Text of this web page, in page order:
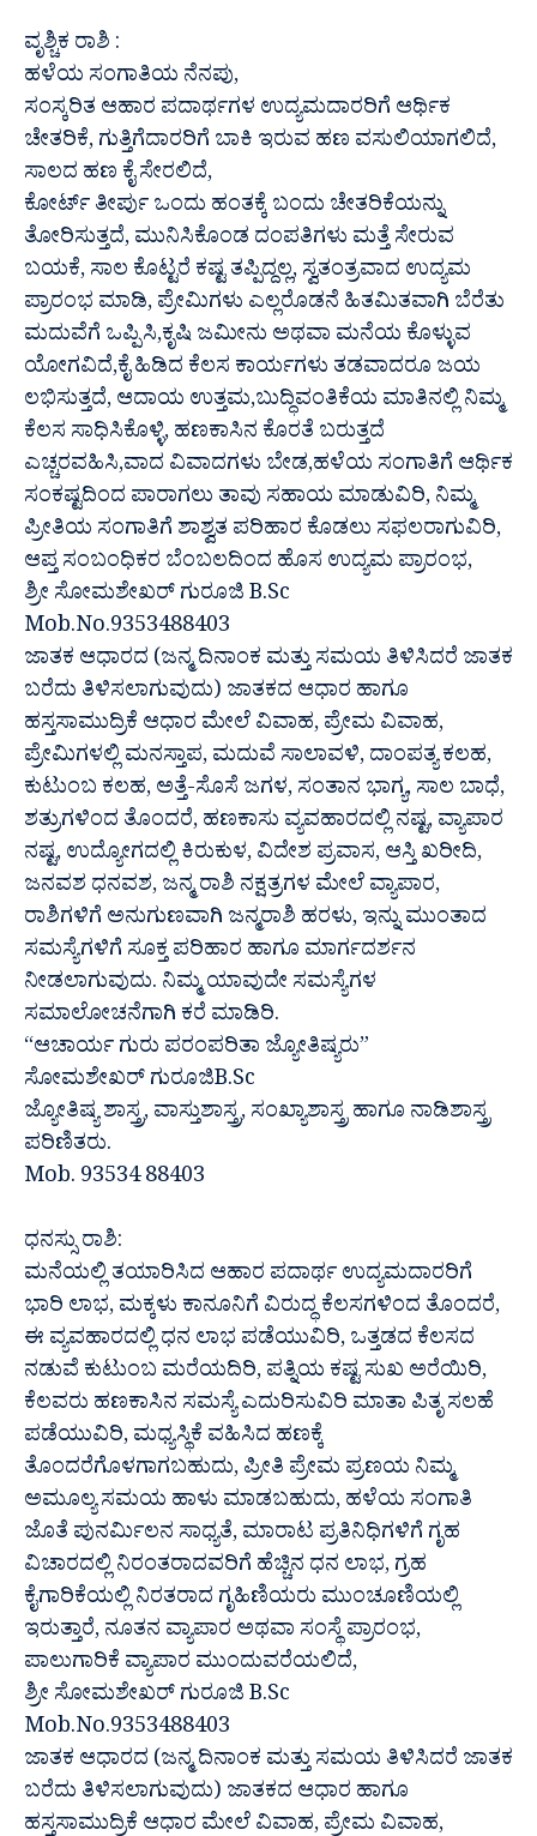
ವೃಶ್ಚಿಕ ರಾಶಿ :
ಹಳೆಯ ಸಂಗಾತಿಯ ನೆನಪು,
ಸಂಸ್ಕರಿತ ಆಹಾರ ಪದಾರ್ಥಗಳ ಉದ್ಯಮದಾರರಿಗೆ ಆರ್ಥಿಕ
ಚೇತರಿಕೆ, ಗುತ್ತಿಗೆದಾರರಿಗೆ ಬಾಕಿ ಇರುವ ಹಣ ವಸುಲಿಯಾಗಲಿದೆ,
ಸಾಲದ ಹಣ ಕೈ ಸೇರಲಿದೆ,
ಕೋರ್ಟ್ ತೀರ್ಪು ಒಂದು ಹಂತಕ್ಕೆ ಬಂದು ಚೇತರಿಕೆಯನ್ನು
ತೋರಿಸುತ್ತದೆ, ಮುನಿಸಿಕೊಂಡ ದಂಪತಿಗಳು ಮತ್ತೆ ಸೇರುವ
ಬಯಕೆ, ಸಾಲ ಕೊಟ್ಟರೆ ಕಷ್ಟ ತಪ್ಪಿದ್ದಲ್ಲ, ಸ್ವತಂತ್ರವಾದ ಉದ್ಯಮ
ಪ್ರಾರಂಭ ಮಾಡಿ, ಪ್ರೇಮಿಗಳು ಎಲ್ಲರೊಡನೆ ಹಿತಮಿತವಾಗಿ ಬೆರೆತು
ಮದುವೆಗೆ ಒಪ್ಪಿಸಿ,ಕೃಷಿ ಜಮೀನು ಅಥವಾ ಮನೆಯ ಕೊಳ್ಳುವ
ಯೋಗವಿದೆ,ಕೈ ಹಿಡಿದ ಕೆಲಸ ಕಾರ್ಯಗಳು ತಡವಾದರೂ ಜಯ
ಲಭಿಸುತ್ತದೆ, ಆದಾಯ ಉತ್ತಮ,ಬುದ್ಧಿವಂತಿಕೆಯ ಮಾತಿನಲ್ಲಿ ನಿಮ್ಮ
ಕೆಲಸ ಸಾಧಿಸಿಕೊಳ್ಳಿ, ಹಣಕಾಸಿನ ಕೊರತೆ ಬರುತ್ತದೆ
ಎಚ್ಚರವಹಿಸಿ,ವಾದ ವಿವಾದಗಳು ಬೇಡ,ಹಳೆಯ ಸಂಗಾತಿಗೆ ಆರ್ಥಿಕ
ಸಂಕಷ್ಟದಿಂದ ಪಾರಾಗಲು ತಾವು ಸಹಾಯ ಮಾಡುವಿರಿ, ನಿಮ್ಮ
ಪ್ರೀತಿಯ ಸಂಗಾತಿಗೆ ಶಾಶ್ವತ ಪರಿಹಾರ ಕೊಡಲು ಸಫಲರಾಗುವಿರಿ,
ಆಪ್ತ ಸಂಬಂಧಿಕರ ಬೆಂಬಲದಿಂದ ಹೊಸ ಉದ್ಯಮ ಪ್ರಾರಂಭ,
ಶ್ರೀ ಸೋಮಶೇಖರ್ ಗುರೂಜಿ B.Sc
Mob.No.9353488403
ಜಾತಕ ಆಧಾರದ (ಜನ್ಮ ದಿನಾಂಕ ಮತ್ತು ಸಮಯ ತಿಳಿಸಿದರೆ ಜಾತಕ
ಬರೆದು ತಿಳಿಸಲಾಗುವುದು) ಜಾತಕದ ಆಧಾರ ಹಾಗೂ
ಹಸ್ತಸಾಮುದ್ರಿಕೆ ಆಧಾರ ಮೇಲೆ ವಿವಾಹ, ಪ್ರೇಮ ವಿವಾಹ,
ಪ್ರೇಮಿಗಳಲ್ಲಿ ಮನಸ್ತಾಪ, ಮದುವೆ ಸಾಲಾವಳಿ, ದಾಂಪತ್ಯ ಕಲಹ,
ಕುಟುಂಬ ಕಲಹ, ಅತ್ತೆ-ಸೊಸೆ ಜಗಳ, ಸಂತಾನ ಭಾಗ್ಯ, ಸಾಲ ಬಾಧೆ,
ಶತ್ರುಗಳಿಂದ ತೊಂದರೆ, ಹಣಕಾಸು ವ್ಯವಹಾರದಲ್ಲಿ ನಷ್ಟ, ವ್ಯಾಪಾರ
ನಷ್ಟ, ಉದ್ಯೋಗದಲ್ಲಿ ಕಿರುಕುಳ, ವಿದೇಶ ಪ್ರವಾಸ, ಆಸ್ತಿ ಖರೀದಿ,
ಜನವಶ ಧನವಶ, ಜನ್ಮ ರಾಶಿ ನಕ್ಷತ್ರಗಳ ಮೇಲೆ ವ್ಯಾಪಾರ,
ರಾಶಿಗಳಿಗೆ ಅನುಗುಣವಾಗಿ ಜನ್ಮರಾಶಿ ಹರಳು, ಇನ್ನು ಮುಂತಾದ
ಸಮಸ್ಯೆಗಳಿಗೆ ಸೂಕ್ತ ಪರಿಹಾರ ಹಾಗೂ ಮಾರ್ಗದರ್ಶನ
ನೀಡಲಾಗುವುದು. ನಿಮ್ಮ ಯಾವುದೇ ಸಮಸ್ಯೆಗಳ
ಸಮಾಲೋಚನೆಗಾಗಿ ಕರೆ ಮಾಡಿರಿ.
“ಆಚಾರ್ಯ ಗುರು ಪರಂಪರಿತಾ ಜ್ಯೋತಿಷ್ಯರು”
ಸೋಮಶೇಖರ್ ಗುರೂಜಿB.Sc
ಜ್ಯೋತಿಷ್ಯ ಶಾಸ್ತ್ರ, ವಾಸ್ತುಶಾಸ್ತ್ರ, ಸಂಖ್ಯಾಶಾಸ್ತ್ರ ಹಾಗೂ ನಾಡಿಶಾಸ್ತ್ರ
ಪರಿಣಿತರು.
Mob. 93534 88403
ಧನಸ್ಸು ರಾಶಿ:
ಮನೆಯಲ್ಲಿ ತಯಾರಿಸಿದ ಆಹಾರ ಪದಾರ್ಥ ಉದ್ಯಮದಾರರಿಗೆ
ಭಾರಿ ಲಾಭ, ಮಕ್ಕಳು ಕಾನೂನಿಗೆ ವಿರುದ್ಧ ಕೆಲಸಗಳಿಂದ ತೊಂದರೆ,
ಈ ವ್ಯವಹಾರದಲ್ಲಿ ಧನ ಲಾಭ ಪಡೆಯುವಿರಿ, ಒತ್ತಡದ ಕೆಲಸದ
ನಡುವೆ ಕುಟುಂಬ ಮರೆಯದಿರಿ, ಪತ್ನಿಯ ಕಷ್ಟ ಸುಖ ಅರೆಯಿರಿ,
ಕೆಲವರು ಹಣಕಾಸಿನ ಸಮಸ್ಯೆ ಎದುರಿಸುವಿರಿ ಮಾತಾ ಪಿತೃ ಸಲಹೆ
ಪಡೆಯುವಿರಿ, ಮಧ್ಯಸ್ಥಿಕೆ ವಹಿಸಿದ ಹಣಕ್ಕೆ
ತೊಂದರೆಗೊಳಗಾಗಬಹುದು, ಪ್ರೀತಿ ಪ್ರೇಮ ಪ್ರಣಯ ನಿಮ್ಮ
ಅಮೂಲ್ಯ ಸಮಯ ಹಾಳು ಮಾಡಬಹುದು, ಹಳೆಯ ಸಂಗಾತಿ
ಜೊತೆ ಪುನರ್ಮಿಲನ ಸಾಧ್ಯತೆ, ಮಾರಾಟ ಪ್ರತಿನಿಧಿಗಳಿಗೆ ಗೃಹ
ವಿಚಾರದಲ್ಲಿ ನಿರಂತರಾದವರಿಗೆ ಹೆಚ್ಚಿನ ಧನ ಲಾಭ, ಗ್ರಹ
ಕೈಗಾರಿಕೆಯಲ್ಲಿ ನಿರತರಾದ ಗೃಹಿಣಿಯರು ಮುಂಚೂಣಿಯಲ್ಲಿ
ಇರುತ್ತಾರೆ, ನೂತನ ವ್ಯಾಪಾರ ಅಥವಾ ಸಂಸ್ಥೆ ಪ್ರಾರಂಭ,
ಪಾಲುಗಾರಿಕೆ ವ್ಯಾಪಾರ ಮುಂದುವರೆಯಲಿದೆ,
ಶ್ರೀ ಸೋಮಶೇಖರ್ ಗುರೂಜಿ B.Sc
Mob.No.9353488403
ಜಾತಕ ಆಧಾರದ (ಜನ್ಮ ದಿನಾಂಕ ಮತ್ತು ಸಮಯ ತಿಳಿಸಿದರೆ ಜಾತಕ
ಬರೆದು ತಿಳಿಸಲಾಗುವುದು) ಜಾತಕದ ಆಧಾರ ಹಾಗೂ
ಹಸ್ತಸಾಮುದ್ರಿಕೆ ಆಧಾರ ಮೇಲೆ ವಿವಾಹ, ಪ್ರೇಮ ವಿವಾಹ,